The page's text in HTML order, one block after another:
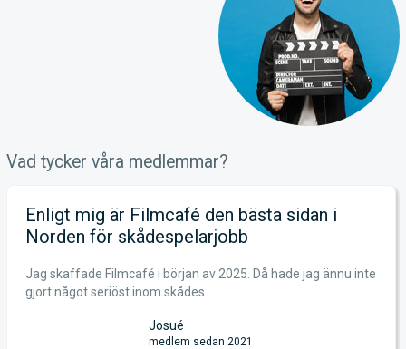
Vad tycker våra medlemmar?
Enligt mig är Filmcafé den bästa sidan i
Norden för skådespelarjobb
Jag skaffade Filmcafé i början av 2025. Då hade jag ännu inte
gjort något seriöst inom skådes...
Josué
medlem sedan 2021